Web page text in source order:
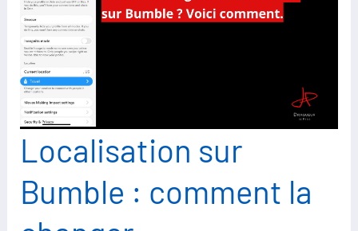
Localisation sur
Bumble : comment la